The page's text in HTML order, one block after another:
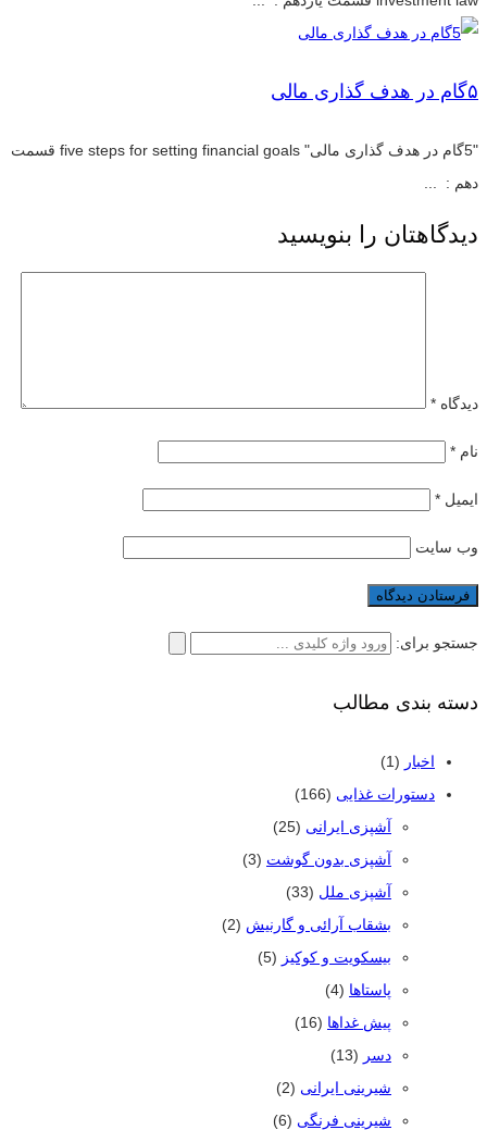
۵گام در هدف گذاری مالی
"5گام در هدف گذاری مالی" five steps for setting financial goals قسمت
دهم : ...
دیدگاهتان را بنویسید
دیدگاه *
نام *
ایمیل *
وب‌ سایت
جستجو برای:
دسته بندی مطالب
اخبار (1)
دستورات غذایی (166)
آشپزی ایرانی (25)
آشپزی بدون گوشت (3)
آشپزی ملل (33)
بشقاب آرائی و گارنیش (2)
بیسکویت و کوکیز (5)
پاستاها (4)
پیش غداها (16)
دسر (13)
شیرینی ایرانی (2)
شیرینی فرنگی (6)